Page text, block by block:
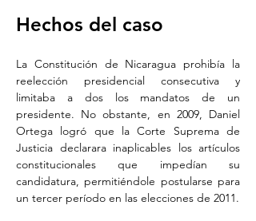
Hechos del caso
La Constitución de Nicaragua prohibía la
reelección presidencial consecutiva y
limitaba a dos los mandatos de un
presidente. No obstante, en 2009, Daniel
Ortega logró que la Corte Suprema de
Justicia declarara inaplicables los artículos
constitucionales que impedían su
candidatura, permitiéndole postularse para
un tercer período en las elecciones de 2011.